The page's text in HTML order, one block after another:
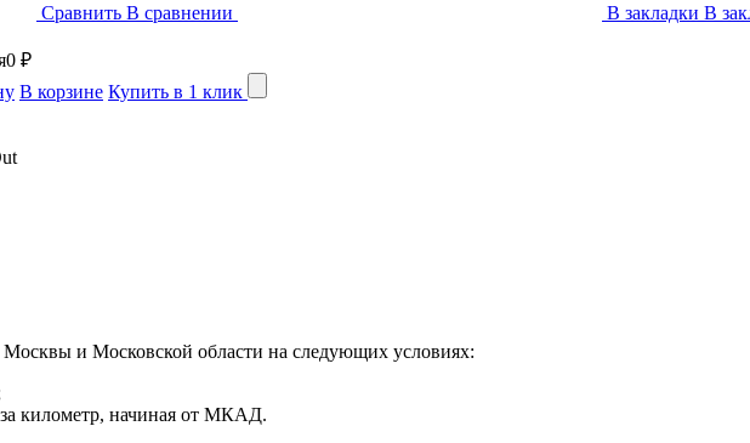
Сравнить В сравнении В закладки В
0 ₽
В корзине Купить в 1 клик
и Московской области на следующих условиях:
километр, начиная от МКАД.